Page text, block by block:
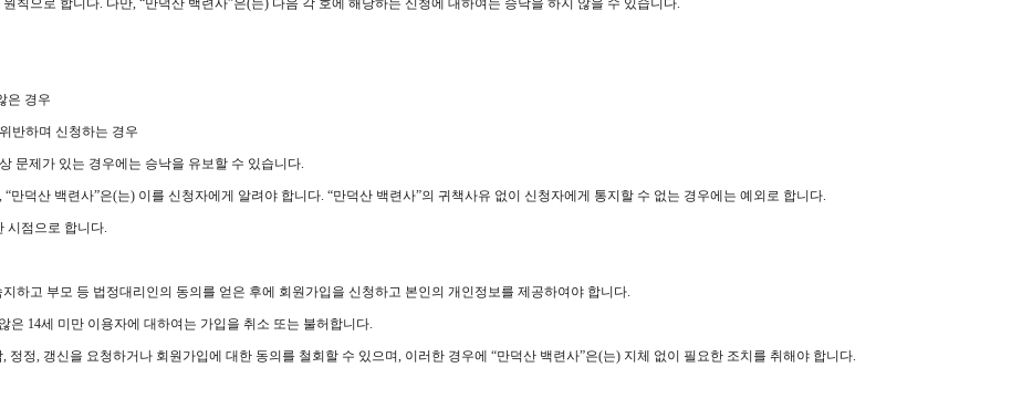
칙으로 합니다. 다만, “만덕산 백련사”은(는) 다음 각 호에 해당하는 신청에 대하여는 승낙을 하지 않을 수 있습니다.
은 경우
반하며 신청하는 경우
문제가 있는 경우에는 승낙을 유보할 수 있습니다.
덕산 백련사”은(는) 이를 신청자에게 알려야 합니다. “만덕산 백련사”의 귀책사유 없이 신청자에게 통지할 수 없는 경우에는 예외로 합니다.
시점으로 합니다.
하고 부모 등 법정대리인의 동의를 얻은 후에 회원가입을 신청하고 본인의 개인정보를 제공하여야 합니다.
14세 미만 이용자에 대하여는 가입을 취소 또는 불허합니다.
정, 갱신을 요청하거나 회원가입에 대한 동의를 철회할 수 있으며, 이러한 경우에 “만덕산 백련사”은(는) 지체 없이 필요한 조치를 취해야 합니다.